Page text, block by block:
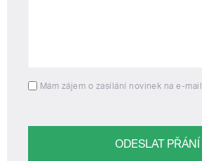
Mám zájem o zasílání novinek na e-mail